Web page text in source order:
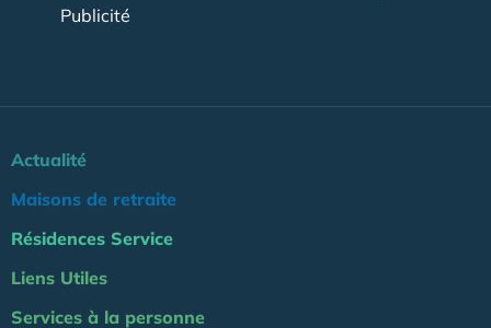
Publicité
Actualité
Maisons de retraite
Résidences Service
Liens Utiles
Services à la personne